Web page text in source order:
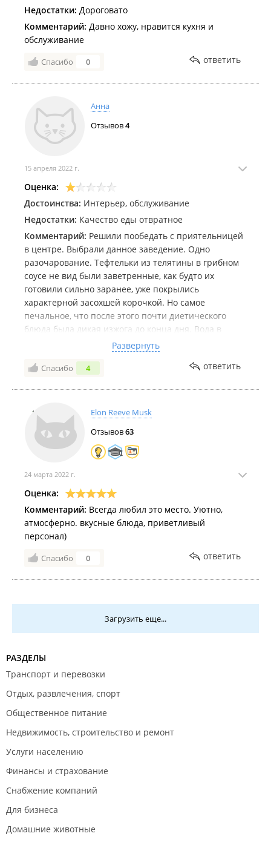
Недостатки: Дороговато
Комментарий: Давно хожу, нравится кухня и
обслуживание
Спасибо 0 ответить
Анна
Отзывов4
15 апреля 2022 г.
Оценка:
Достоинства: Интерьер, обслуживание
Недостатки: Качество еды отвратное
Комментарий: Решили пообедать с приятельницей
в центре. Выбрали данное заведение. Одно
разочарование. Тефтельки из телятины в грибном
соусе не вид были заветренные, как будто их
готовили сильно заранее, уже покрылись
характерной засохшей корочкой. Но самое
печальное, что после этого почти диетического
блюда была дикая изжога до конца дня. Вода в
чайнике воняла хлоркой. В трубаче с луком - был
один лук и редкие кусочки трубача. Крем-брюле
оказался без карамельной корочки. Не вкусно.
Развернуть
Спасибо 4 ответить
Elon Reeve Musk
Отзывов63
24 марта 2022 г.
Оценка:
Комментарий: Всегда любил это место. Уютно,
атмосферно. вкусные блюда, приветливый
персонал)
Спасибо 0 ответить
Загрузить еще...
РАЗДЕЛЫ
Транспорт и перевозки
Отдых, развлечения, спорт
Общественное питание
Недвижимость, строительство и ремонт
Услуги населению
Финансы и страхование
Снабжение компаний
Для бизнеса
Домашние животные